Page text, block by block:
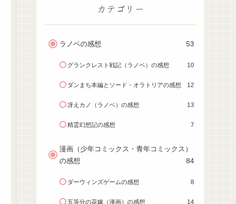
カテゴリー
ラノベの感想 53
グランクレスト戦記（ラノベ）の感想 10
ダンまち本編とソード・オラトリアの感想 12
冴えカノ（ラノベ）の感想 13
精霊幻想記の感想 7
漫画（少年コミックス・青年コミックス）
の感想
84
ダーウィンズゲームの感想 8
五等分の花嫁（漫画）の感想 14